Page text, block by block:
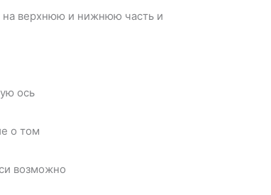
на верхнюю и нижнюю часть и
ось
о том
возможно